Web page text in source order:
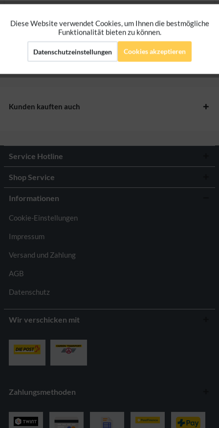
Bewertungen
Bewertungen lesen, schreiben und diskutieren...
Herstellerangaben
Kunden kauften auch
Service Hotline
Shop Service
Informationen
Cookie-Einstellungen
Impressum
Versand und Zahlung
AGB
Datenschutz
Wir verschicken mit
Zahlungsmethoden
Funktionale Aktiv
Marketing Aktiv
Diese Website verwendet Cookies, um Ihnen die bestmögliche
Funktionalität bieten zu können.
Datenschutzeinstellungen Cookies akzeptieren